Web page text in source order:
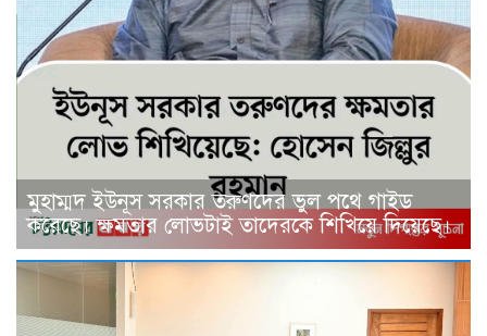
মুহাম্মদ ইউনূস সরকার তরুণদের ভুল পথে গাইড
করেছে। ক্ষমতার লোভটাই তাদেরকে শিখিয়ে দিয়েছে।